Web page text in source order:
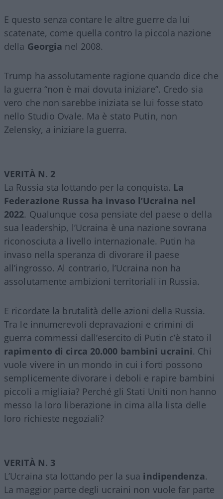
E questo senza contare le altre guerre da lui
scatenate, come quella contro la piccola nazione
della Georgia nel 2008.
Trump ha assolutamente ragione quando dice che
la guerra “non è mai dovuta iniziare”. Credo sia
vero che non sarebbe iniziata se lui fosse stato
nello Studio Ovale. Ma è stato Putin, non
Zelensky, a iniziare la guerra.
VERITÀ N. 2
La Russia sta lottando per la conquista. La
Federazione Russa ha invaso l’Ucraina nel
2022. Qualunque cosa pensiate del paese o della
sua leadership, l’Ucraina è una nazione sovrana
riconosciuta a livello internazionale. Putin ha
invaso nella speranza di divorare il paese
all’ingrosso. Al contrario, l’Ucraina non ha
assolutamente ambizioni territoriali in Russia.
E ricordate la brutalità delle azioni della Russia.
Tra le innumerevoli depravazioni e crimini di
guerra commessi dall’esercito di Putin c’è stato il
rapimento di circa 20.000 bambini ucraini. Chi
vuole vivere in un mondo in cui i forti possono
semplicemente divorare i deboli e rapire bambini
piccoli a migliaia? Perché gli Stati Uniti non hanno
messo la loro liberazione in cima alla lista delle
loro richieste negoziali?
VERITÀ N. 3
L’Ucraina sta lottando per la sua indipendenza.
La maggior parte degli ucraini non vuole far parte